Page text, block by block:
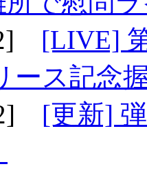
[LIVE]
ース記念
[更新]